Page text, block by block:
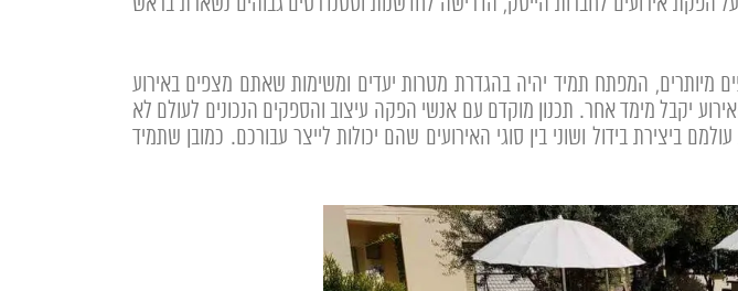
המפתח תמיד יהיה בהגדרת מטרות יעדים ומשימות שאתם מצפים באירוע
יקבל מימד אחר. תכנון מוקדם עם אנשי הפקה עיצוב והספקים הנכונים לעולם לא
בידול ושוני בין סוגי האירועים שהם יכולות לייצר עבורכם. כמובן שתמיד